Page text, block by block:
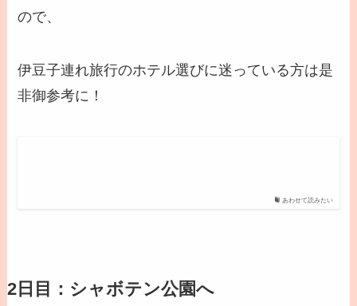
ので、
伊豆子連れ旅行のホテル選びに迷っている方は是
非御参考に！
あわせて読みたい
2日目：シャボテン公園へ